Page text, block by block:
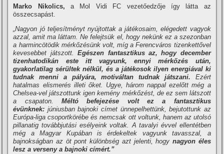
Marko Nikolics, a Mol Vidi FC vezetőedzője í­gy látta az
összecsapást.
„Nagyon jó teljesí­tményt nyújtottak a játékosaim, elégedett vagyok
azzal, amit ma láttam. Ne felejtsük el, hogy nekünk ez a szezonban
a harmincötödik mérkőzésünk volt, mí­g a Ferencváros tizenkettővel
kevesebbet játszott.Egészen fantasztikus az, hogy december
tizenhatodikán este itt vagyunk, ennyi mérkőzés után,
gyakorlatilag sérültek nélkül, és a játékosok ilyen energiával ki
tudnak menni a pályára, motiváltan tudnak játszani. Ezért
hatalmas elismerés illeti őket. Ugye, három nappal ezelőtt még a
Chelsea-vel játszottunk igen kemény mérkőzést, de ez sem látszott
a csapaton.Méltó befejezése volt ez a fantasztikus
évünknek: júniusban bajnoki cí­met ünnepelhettünk, bejutottunk az
Európa-liga csoportkörébe és nemcsak ott voltunk, hanem az utolsó
pillanatig továbbjutási esélyeink voltak. A tavalyi évvel ellentétben
még a Magyar Kupában is érdekeltek vagyunk tavasszal, a
bajnokságban az öt pont különbség azt jelenti, hogy nagyon éles
lesz a verseny a bajnoki cí­mért.”